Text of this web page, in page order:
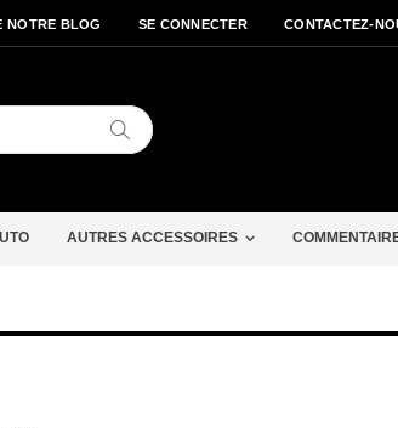
NOTRE BLOG SE CONNECTER CONTACTEZ-
Chercher
AUTRES ACCESSOIRES